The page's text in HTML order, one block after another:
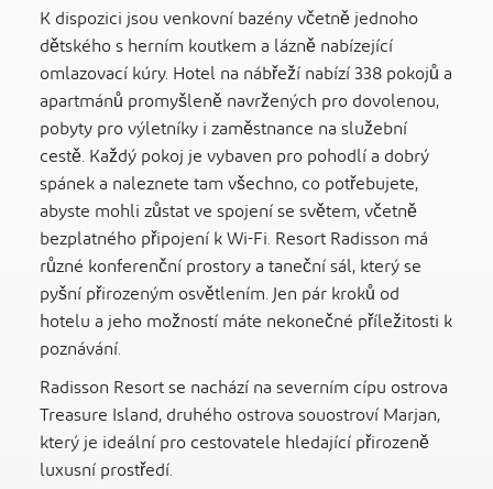
K dispozici jsou venkovní bazény včetně jednoho
dětského s herním koutkem a lázně nabízející
omlazovací kúry. Hotel na nábřeží nabízí 338 pokojů a
apartmánů promyšleně navržených pro dovolenou,
pobyty pro výletníky i zaměstnance na služební
cestě. Každý pokoj je vybaven pro pohodlí a dobrý
spánek a naleznete tam všechno, co potřebujete,
abyste mohli zůstat ve spojení se světem, včetně
bezplatného připojení k Wi-Fi. Resort Radisson má
různé konferenční prostory a taneční sál, který se
pyšní přirozeným osvětlením. Jen pár kroků od
hotelu a jeho možností máte nekonečné příležitosti k
poznávání.
Radisson Resort se nachází na severním cípu ostrova
Treasure Island, druhého ostrova souostroví Marjan,
který je ideální pro cestovatele hledající přirozeně
luxusní prostředí.